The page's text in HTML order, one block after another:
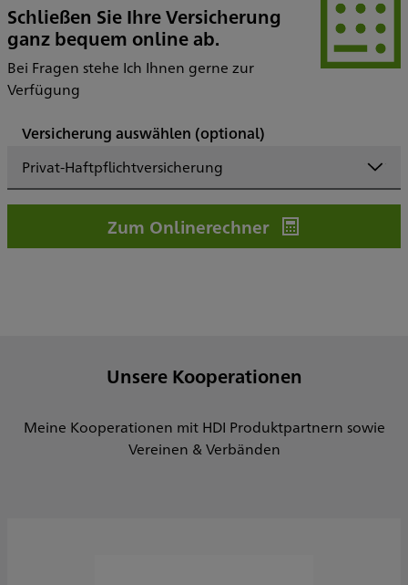
Schließen Sie Ihre Versicherung
ganz bequem online ab.
Bei Fragen stehe Ich Ihnen gerne zur
Verfügung
Versicherung auswählen (optional)
Privat-Haftpflichtversicherung
Zum Onlinerechner
Unsere Kooperationen
Meine Kooperationen mit HDI Produktpartnern sowie
Vereinen & Verbänden